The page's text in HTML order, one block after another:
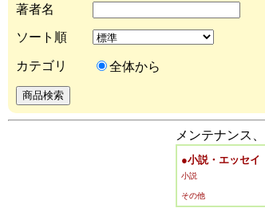
著者名
ソート順
カテゴリ 全体から
メンテナンス
●小説・エッセイ
小説
その他